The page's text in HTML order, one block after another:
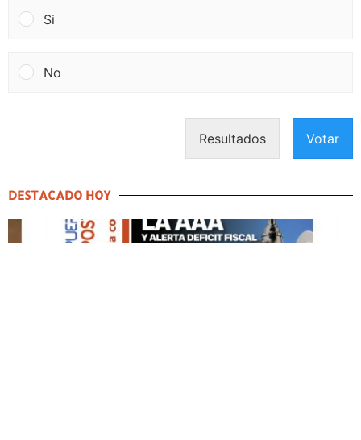
Si
No
Resultados Votar
DESTACADO HOY